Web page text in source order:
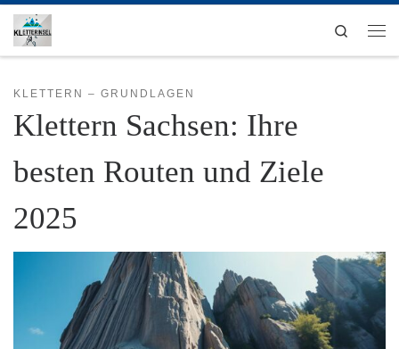
Zum Inhalt springen
Search
KLETTERN – GRUNDLAGEN
Klettern Sachsen: Ihre
besten Routen und Ziele
2025